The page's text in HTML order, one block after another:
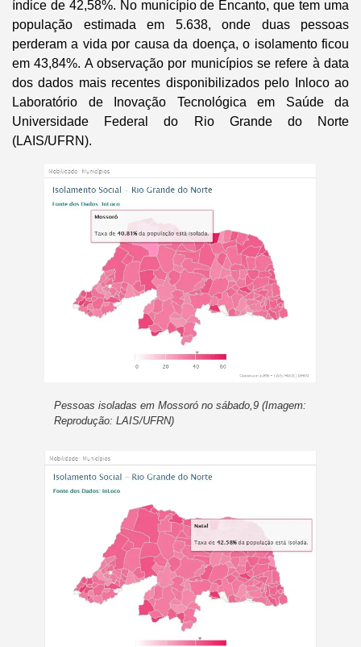
índice de 42,58%. No município de Encanto, que tem uma
população estimada em 5.638, onde duas pessoas
perderam a vida por causa da doença, o isolamento ficou
em 43,84%. A observação por municípios se refere à data
dos dados mais recentes disponibilizados pelo Inloco ao
Laboratório de Inovação Tecnológica em Saúde da
Universidade Federal do Rio Grande do Norte
(LAIS/UFRN).
Pessoas isoladas em Mossoró no sábado,9 (Imagem:
Reprodução: LAIS/UFRN)